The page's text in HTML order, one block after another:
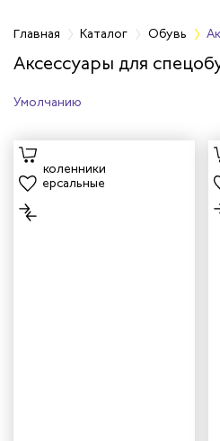
обувь
обувь
Главная Каталог Обувь
Аксессуары для